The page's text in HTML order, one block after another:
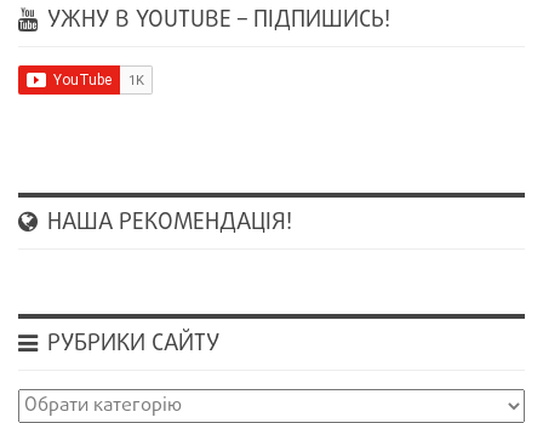
УЖНУ В YOUTUBE – ПІДПИШИСЬ!
НАША РЕКОМЕНДАЦІЯ!
РУБРИКИ САЙТУ
Рубрики